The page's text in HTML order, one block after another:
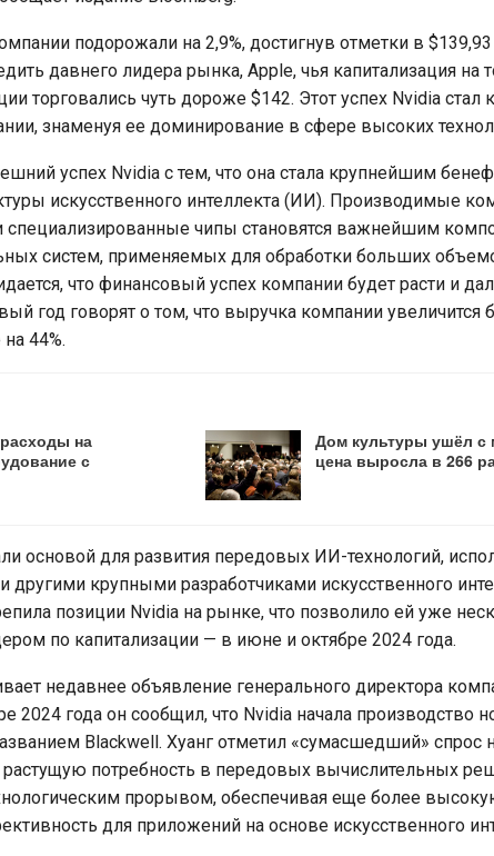
подорожали на 2,9%, достигнув отметки в
давнего лидера рынка, Apple, чья капитализация на
торговались чуть дороже $142. Этот успех Nvidia
знаменуя ее доминирование в сфере высоких
успех Nvidia с тем, что она стала крупнейшим
искусственного интеллекта (ИИ). Производимые
специализированные чипы становятся важнейшим
систем, применяемых для обработки больших
что финансовый успех компании будет расти и
год говорят о том, что выручка компании увеличится
44%.
на
с
Дом культуры ушёл с
цена выросла в 266
основой для развития передовых ИИ-технологий,
другими крупными разработчиками искусственного
позиции Nvidia на рынке, что позволило ей уже
по капитализации — в июне и октябре 2024 года.
недавнее объявление генерального директора
2024 года он сообщил, что Nvidia начала производство
Blackwell. Хуанг отметил «сумасшедший» спрос
растущую потребность в передовых вычислительных
прорывом, обеспечивая еще более
для приложений на основе искусственного